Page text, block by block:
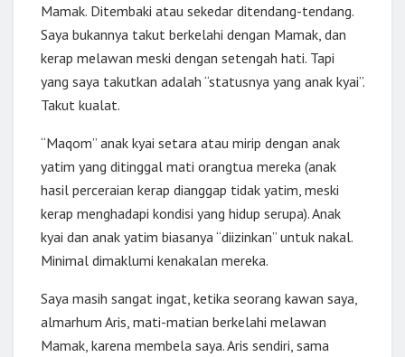
Mamak. Ditembaki atau sekedar ditendang-tendang.
Saya bukannya takut berkelahi dengan Mamak, dan
kerap melawan meski dengan setengah hati. Tapi
yang saya takutkan adalah “statusnya yang anak kyai”.
Takut kualat.
“Maqom” anak kyai setara atau mirip dengan anak
yatim yang ditinggal mati orangtua mereka (anak
hasil perceraian kerap dianggap tidak yatim, meski
kerap menghadapi kondisi yang hidup serupa). Anak
kyai dan anak yatim biasanya “diizinkan” untuk nakal.
Minimal dimaklumi kenakalan mereka.
Saya masih sangat ingat, ketika seorang kawan saya,
almarhum Aris, mati-matian berkelahi melawan
Mamak, karena membela saya. Aris sendiri, sama